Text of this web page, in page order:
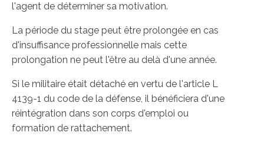
l'agent de déterminer sa motivation.
La période du stage peut être prolongée en cas
d'insuffisance professionnelle mais cette
prolongation ne peut l'être au delà d'une année.
Si le militaire était détaché en vertu de l'article L
4139-1 du code de la défense, il bénéficiera d'une
réintégration dans son corps d'emploi ou
formation de rattachement.